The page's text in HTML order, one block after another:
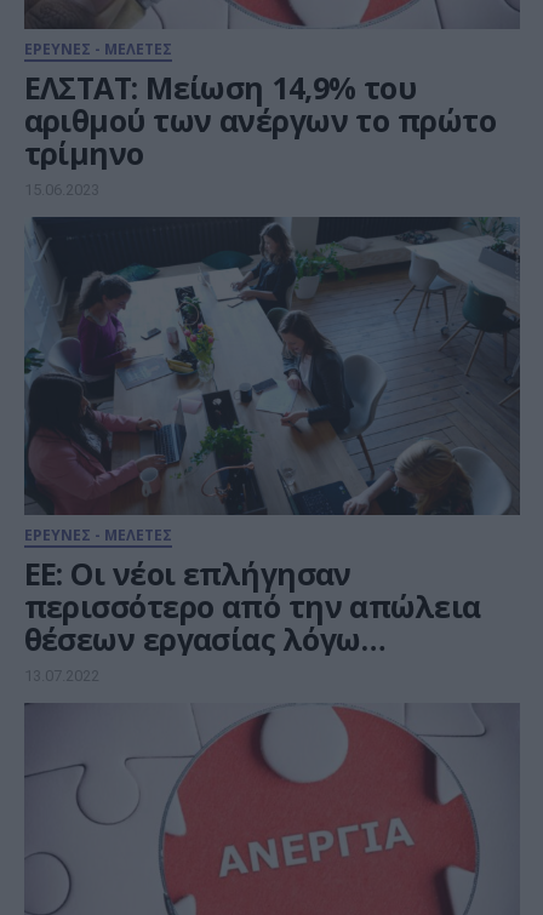
ΕΡΕΥΝΕΣ - ΜΕΛΕΤΕΣ
ΕΛΣΤΑΤ: Μείωση 14,9% του
αριθμού των ανέργων το πρώτο
τρίμηνο
15.06.2023
ΕΡΕΥΝΕΣ - ΜΕΛΕΤΕΣ
ΕΕ: Oι νέοι επλήγησαν
περισσότερο από την απώλεια
θέσεων εργασίας λόγω
πανδημίας
13.07.2022